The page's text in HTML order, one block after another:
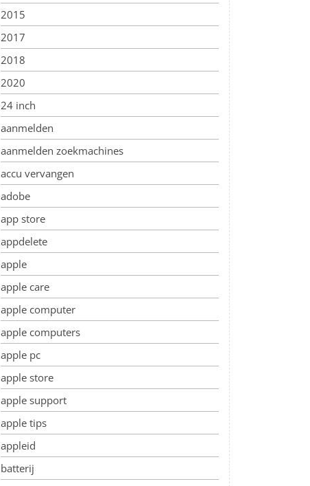
2015
2017
2018
2020
24 inch
aanmelden
aanmelden zoekmachines
accu vervangen
adobe
app store
appdelete
apple
apple care
apple computer
apple computers
apple pc
apple store
apple support
apple tips
appleid
batterij